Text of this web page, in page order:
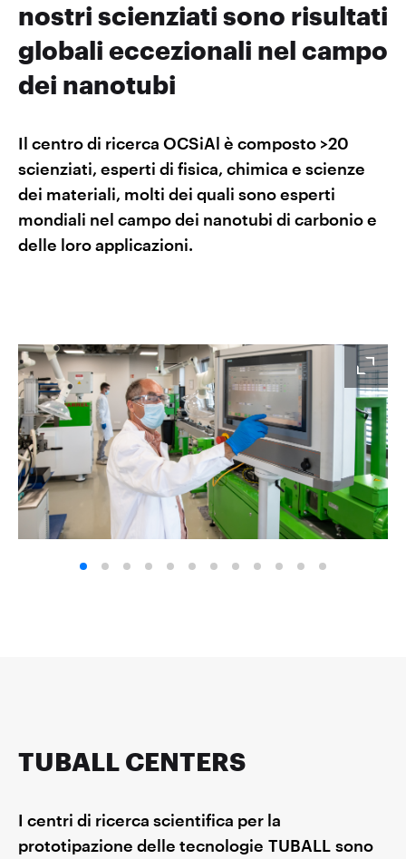
nostri scienziati sono risultati
globali eccezionali nel campo
dei nanotubi
Il centro di ricerca OCSiAl è composto >20
scienziati, esperti di fisica, chimica e scienze
dei materiali, molti dei quali sono esperti
mondiali nel campo dei nanotubi di carbonio e
delle loro applicazioni.
TUBALL CENTERS
I centri di ricerca scientifica per la
prototipazione delle tecnologie TUBALL sono